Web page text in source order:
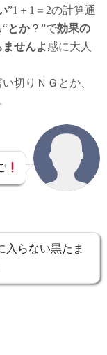
”1＋1＝2の計算通
とか？”で効果の
せんよ 感に大人
切りＮＧとか、
入らない黒たま